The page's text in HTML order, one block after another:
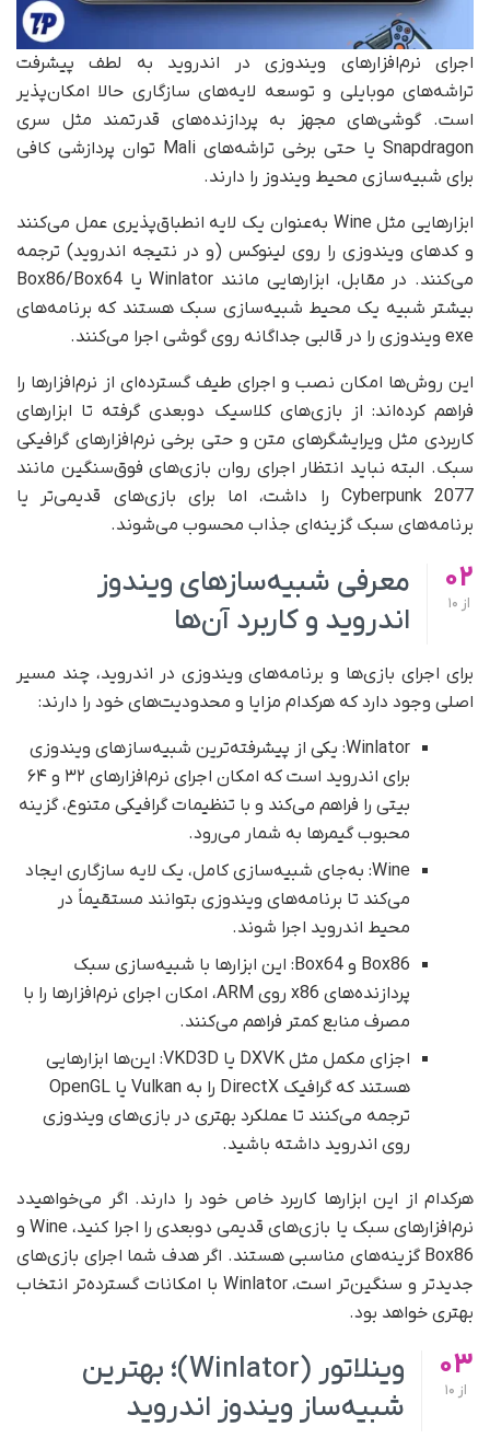
اجرای نرم‌افزارهای ویندوزی در اندروید به لطف پیشرفت
تراشه‌های موبایلی و توسعه لایه‌های سازگاری حالا امکان‌پذیر
است. گوشی‌های مجهز به پردازنده‌های قدرتمند مثل سری
Snapdragon یا حتی برخی تراشه‌های Mali توان پردازشی کافی
برای شبیه‌سازی محیط ویندوز را دارند.
ابزارهایی مثل Wine به‌عنوان یک لایه انطباق‌پذیری عمل می‌کنند
و کدهای ویندوزی را روی لینوکس (و در نتیجه اندروید) ترجمه
می‌کنند. در مقابل، ابزارهایی مانند Winlator یا Box86/Box64
بیشتر شبیه یک محیط شبیه‌سازی سبک هستند که برنامه‌های
exe ویندوزی را در قالبی جداگانه روی گوشی اجرا می‌کنند.
این روش‌ها امکان نصب و اجرای طیف گسترده‌ای از نرم‌افزارها را
فراهم کرده‌اند: از بازی‌های کلاسیک دوبعدی گرفته تا ابزارهای
کاربردی مثل ویرایشگرهای متن و حتی برخی نرم‌افزارهای گرافیکی
سبک. البته نباید انتظار اجرای روان بازی‌های فوق‌سنگین مانند
Cyberpunk 2077 را داشت، اما برای بازی‌های قدیمی‌تر یا
برنامه‌های سبک گزینه‌ای جذاب محسوب می‌شوند.
02
از
معرفی شبیه‌سازهای ویندوز
اندروید و کاربرد آن‌ها
برای اجرای بازی‌ها و برنامه‌های ویندوزی در اندروید، چند مسیر
اصلی وجود دارد که هرکدام مزایا و محدودیت‌های خود را دارند:
Winlator: یکی از پیشرفته‌ترین شبیه‌سازهای ویندوزی
برای اندروید است که امکان اجرای نرم‌افزارهای ۳۲ و ۶۴
بیتی را فراهم می‌کند و با تنظیمات گرافیکی متنوع، گزینه
محبوب گیمرها به شمار می‌رود.
Wine: به‌جای شبیه‌سازی کامل، یک لایه سازگاری ایجاد
می‌کند تا برنامه‌های ویندوزی بتوانند مستقیماً در
محیط اندروید اجرا شوند.
Box86 و Box64: این ابزارها با شبیه‌سازی سبک
پردازنده‌های x86 روی ARM، امکان اجرای نرم‌افزارها را با
مصرف منابع کمتر فراهم می‌کنند.
اجزای مکمل مثل DXVK یا VKD3D: این‌ها ابزارهایی
هستند که گرافیک DirectX را به Vulkan یا OpenGL
ترجمه می‌کنند تا عملکرد بهتری در بازی‌های ویندوزی
روی اندروید داشته باشید.
هرکدام از این ابزارها کاربرد خاص خود را دارند. اگر می‌خواهیدد
نرم‌افزارهای سبک یا بازی‌های قدیمی دوبعدی را اجرا کنید، Wine و
Box86 گزینه‌های مناسبی هستند. اگر هدف شما اجرای بازی‌های
جدیدتر و سنگین‌تر است، Winlator با امکانات گسترده‌تر انتخاب
بهتری خواهد بود.
03
از
وینلاتور (Winlator)؛ بهترین
شبیه‌ساز ویندوز اندروید